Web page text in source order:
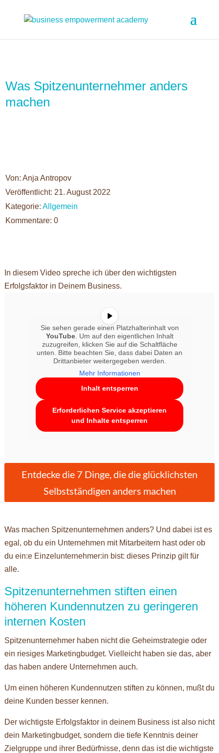
Was Spitzenunternehmer anders
machen
Von: Anja Antropov
Veröffentlicht: 21. August 2022
Kategorie:Allgemein
Kommentare: 0
In diesem Video spreche ich über den wichtigsten
Erfolgsfaktor in Deinem Business.
Sie sehen gerade einen Platzhalterinhalt von
YouTube. Um auf den eigentlichen Inhalt
zuzugreifen, klicken Sie auf die Schaltfläche
unten. Bitte beachten Sie, dass dabei Daten an
Drittanbieter weitergegeben werden.
Mehr Informationen
Inhalt entsperren
Erforderlichen Service akzeptieren
und Inhalte entsperren
Entdecke die 7 Dinge, die die glücklichsten
Selbstständigen anders machen
Was machen Spitzenunternehmen anders? Und dabei ist es
egal, ob du ein Unternehmen mit Mitarbeitern hast oder ob
du ein:e Einzelunternehmer:in bist: dieses Prinzip gilt für
alle.
Spitzenunternehmen stiften einen
höheren Kundennutzen zu geringeren
internen Kosten
Spitzenunternehmer haben nicht die Geheimstrategie oder
ein riesiges Marketingbudget. Vielleicht haben sie das, aber
das haben andere Unternehmen auch.
Um einen höheren Kundennutzen stiften zu können, mußt du
deine Kunden besser kennen.
Der wichtigste Erfolgsfaktor in deinem Business ist also nicht
dein Marketingbudget, sondern die tiefe Kenntnis deiner
Zielgruppe und ihrer Bedürfnisse, denn das ist die wichtigste